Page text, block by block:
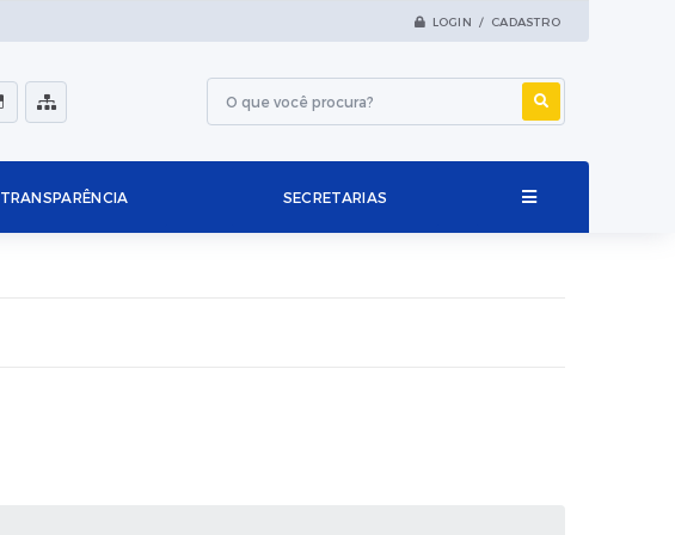
LOGIN / CADASTRO
TRANSPARÊNCIA SECRETARIAS